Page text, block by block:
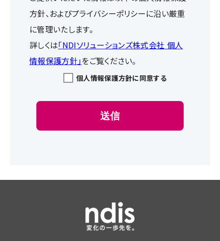
方針、およびプライバシーポリシーに沿い厳重
に管理いたします。
詳しくは「NDIソリューションズ株式会社 個人
情報保護方針」をご覧ください。
個人情報保護方針に同意する